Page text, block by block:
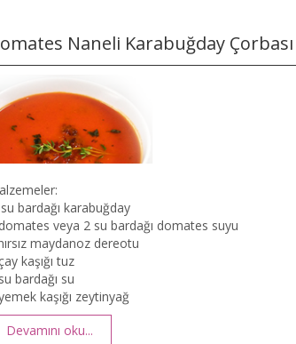
Naneli Karabuğday Çorbası
bardağı karabuğday
veya 2 su bardağı domates suyu
maydanoz dereotu
kaşığı tuz
bardağı su
kaşığı zeytinyağ
Devamını oku...